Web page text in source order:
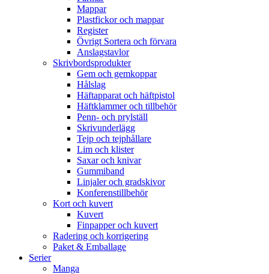
Mappar
Plastfickor och mappar
Register
Övrigt Sortera och förvara
Anslagstavlor
Skrivbordsprodukter
Gem och gemkoppar
Hålslag
Häftapparat och häftpistol
Häftklammer och tillbehör
Penn- och prylställ
Skrivunderlägg
Tejp och tejphållare
Lim och klister
Saxar och knivar
Gummiband
Linjaler och gradskivor
Konferenstillbehör
Kort och kuvert
Kuvert
Finpapper och kuvert
Radering och korrigering
Paket & Emballage
Serier
Manga